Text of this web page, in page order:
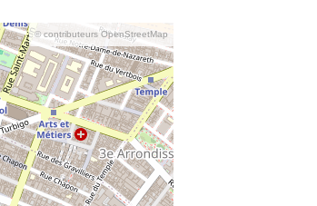
© contributeurs OpenStreetMap